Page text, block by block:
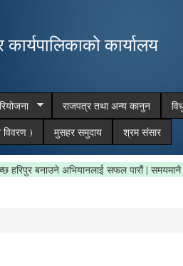
content
कार्यालय
राजपत्र तथा अन्य कानुन
विवरण ) मुसहर समुदाय श्रम संसार
| स्वच्छ हरिपुर बनाउने अभियानलाई सफल पारौं |